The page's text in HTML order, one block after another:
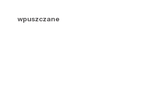
wpuszczane